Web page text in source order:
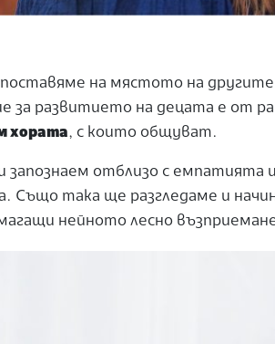
на мястото на
за развитието на децата е от
хората, с които общуват.
запознаем отблизо с емпатията и
Също така ще разгледаме и
нейното лесно